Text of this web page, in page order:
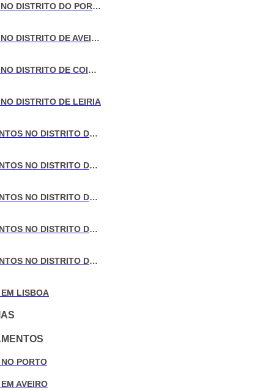
VENDA DE MORADIAS NO DISTRITO DO PORTO
VENDA DE MORADIAS NO DISTRITO DE AVEIRO
VENDA DE MORADIAS NO DISTRITO DE COIMBRA
DISTRITO DE LEIRIA
VENDA DE APARTAMENTOS NO DISTRITO DE LISBOA
VENDA DE APARTAMENTOS NO DISTRITO DO PORTO
VENDA DE APARTAMENTOS NO DISTRITO DE AVEIRO
VENDA DE APARTAMENTOS NO DISTRITO DE COIMBRA
VENDA DE APARTAMENTOS NO DISTRITO DE LEIRIA
LISBOA
PORTO
AVEIRO